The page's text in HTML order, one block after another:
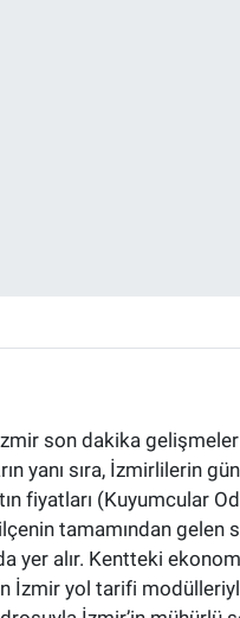
son dakika
yanı sıra, İzmirlilerin
fiyatları (Kuyumcular
tamamından gelen
yer alır. Kentteki
İzmir yol tarifi